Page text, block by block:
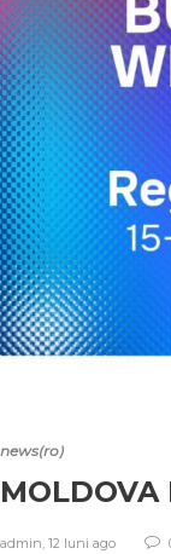
news(ro)
MOLDOVA
admin, 12 luni ago